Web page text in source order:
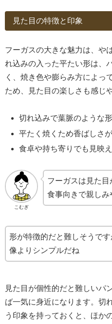
見た目の特徴と印象
フーガスの大きな魅力は、や
れ込みの入った平たい形は、
く、焼き色や膨らみ方によっ
ため、見た目の楽しさも感じ
切れ込みで葉脈のような
平たく焼くため香ばしさ
食卓や持ち寄りでも見映
こむぎ
フーガスは見た目
食事向きで親しみ
形が特徴的だと難しそうで
像よりシンプルだね
見た目が個性的だと難しいパ
ば一気に身近になります。切
う印象を持っておくと、ほか